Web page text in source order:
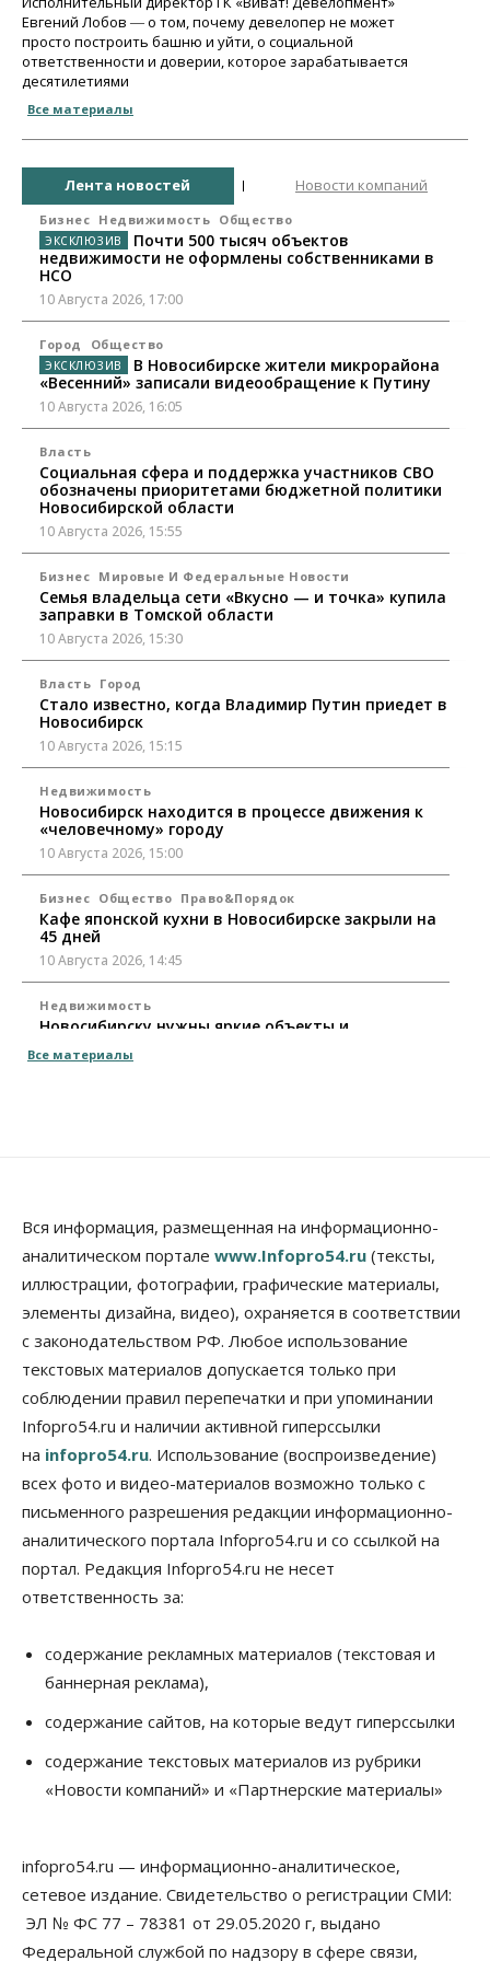
Евгений Лобов ― о том, почему девелопер не может
просто построить башню и уйти, о социальной
ответственности и доверии, которое зарабатывается
десятилетиями
Все материалы
Лента новостей Новости компаний
Бизнес Недвижимость Общество
Почти 500 тысяч объектов
недвижимости не оформлены собственниками в
НСО
10 Августа 2026, 17:00
Город Общество
В Новосибирске жители микрорайона
«Весенний» записали видеообращение к Путину
10 Августа 2026, 16:05
Власть
Социальная сфера и поддержка участников СВО
обозначены приоритетами бюджетной политики
Новосибирской области
10 Августа 2026, 15:55
Бизнес Мировые И Федеральные Новости
Семья владельца сети «Вкусно — и точка» купила
заправки в Томской области
10 Августа 2026, 15:30
Власть Город
Стало известно, когда Владимир Путин приедет в
Новосибирск
10 Августа 2026, 15:15
Недвижимость
Новосибирск находится в процессе движения к
«человечному» городу
10 Августа 2026, 15:00
Бизнес Общество Право&Порядок
Кафе японской кухни в Новосибирске закрыли на
45 дней
10 Августа 2026, 14:45
Недвижимость
Новосибирску нужны яркие объекты и
10 Августа 2026, 14:30
Бизнес
В Новосибирске сформировалось
профессиональное сообщество стендап-комиков
10 Августа 2026, 13:30
Недвижимость
Антон Рехтин: Вместе строим будущее
10 Августа 2026, 13:15
Цены в ресторанах Новосибирска выросли на 8%
10 Августа 2026, 13:00
Власть
Духовная и медицинская помощь: корабль-
церковь посетит 50 поселений Новосибирской
области
В Новосибирской области число дел о
банкротстве с начала года выросло на 7,2 %
10 Августа 2026, 12:00
НГУ обновил рекорд по числу абитуриентов
10 Августа 2026, 11:30
начальникам полиции Новосибирской области
10 Августа 2026, 11:15
ПСБ нарастил объемы факторинга МСБ в
Все материалы
Вся информация, размещенная на информационно-
аналитическом портале www.Infopro54.ru (тексты,
иллюстрации, фотографии, графические материалы,
элементы дизайна, видео), охраняется в соответствии
с законодательством РФ. Любое использование
текстовых материалов допускается только при
соблюдении правил перепечатки и при упоминании
Infopro54.ru и наличии активной гиперссылки
на infopro54.ru. Использование (воспроизведение)
всех фото и видео-материалов возможно только с
письменного разрешения редакции информационно-
аналитического портала Infopro54.ru и со ссылкой на
портал. Редакция Infopro54.ru не несет
ответственность за:
содержание рекламных материалов (текстовая и
баннерная реклама),
содержание сайтов, на которые ведут гиперссылки
содержание текстовых материалов из рубрики
«Новости компаний» и «Партнерские материалы»
infopro54.ru — информационно-аналитическое,
сетевое издание. Свидетельство о регистрации СМИ:
ЭЛ № ФС 77 – 78381 от 29.05.2020 г, выдано
Федеральной службой по надзору в сфере связи,